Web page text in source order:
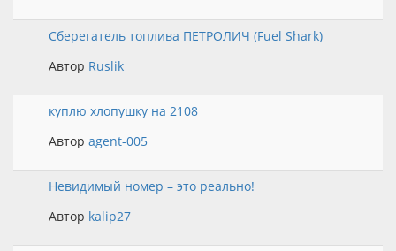
Сберегатель топлива ПЕТРОЛИЧ (Fuel Shark)
Автор Ruslik
куплю хлопушку на 2108
Автор agent-005
Невидимый номер – это реально!
Автор kalip27